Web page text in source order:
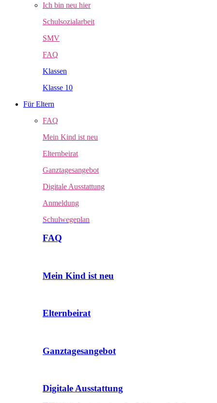
Ich bin neu hier
Schulsozialarbeit
SMV
FAQ
Klassen
Klasse 10
Für Eltern
FAQ
Mein Kind ist neu
Elternbeirat
Ganztagesangebot
Digitale Ausstattung
Anmeldung
Schulwegeplan
FAQ
Mein Kind ist neu
Elternbeirat
Ganztagesangebot
Digitale Ausstattung